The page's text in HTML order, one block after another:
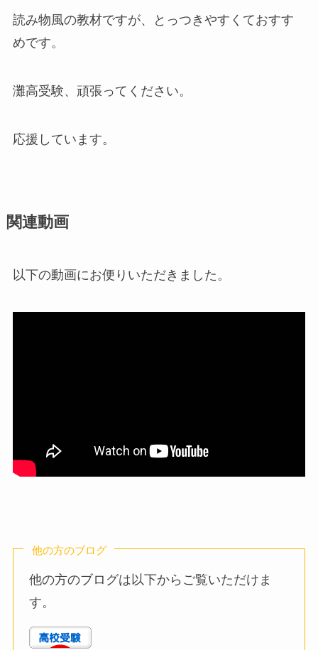
読み物風の教材ですが、とっつきやすくておすす
めです。
灘高受験、頑張ってください。
応援しています。
関連動画
以下の動画にお便りいただきました。
他の方のブログ
他の方のブログは以下からご覧いただけま
す。